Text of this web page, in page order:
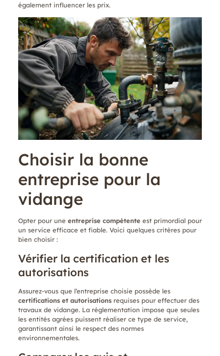
également influencer les prix.
Choisir la bonne
entreprise pour la
vidange
Opter pour une entreprise compétenteest primordial pour
un service efficace et fiable. Voici quelques critères pour
bien choisir :
Vérifier la certification et les
autorisations
Assurez-vous que l’entreprise choisie possède les
certifications et autorisationsrequises pour effectuer des
travaux de vidange. La réglementation impose que seules
les entités agrées puissent réaliser ce type de service,
garantissant ainsi le respect des normes
environnementales.